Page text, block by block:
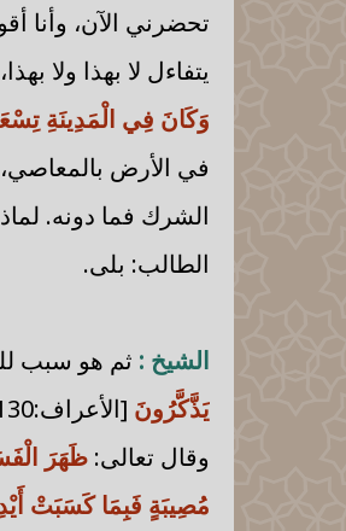
تحضرني الآن، وأنا
يتفاءل لا بهذا ولا
وَكَانَ فِي الْمَدِينَةِ
في الأرض بالمعاصي،
الشرك فما دونه.
الطالب: بلى.
الشيخ : ثم هو سبب
يَذَّكَّرُونَ [الأعراف:130].
وقال تعالى: ظَهَرَ
مُصِيبَةٍ فَبِمَا كَسَبَتْ